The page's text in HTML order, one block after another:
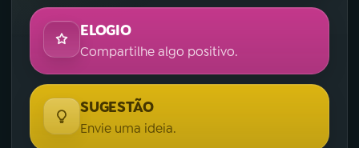
ELOGIO
Compartilhe algo positivo.
SUGESTÃO
Envie uma ideia.